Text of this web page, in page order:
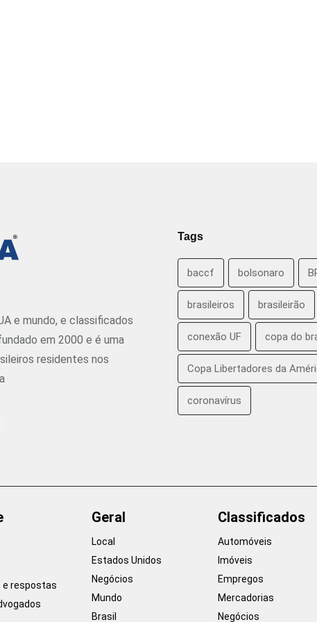
e mundo, e classificados
em 2000 e é uma
residentes nos
Tags
baccf bolsonaro
brasileiros brasileirão
conexão UF copa do
Copa Libertadores da
coronavírus
e respostas
Geral
Local
Estados Unidos
Negócios
Mundo
Brasil
Classificados
Automóveis
Imóveis
Empregos
Mercadorias
Negócios